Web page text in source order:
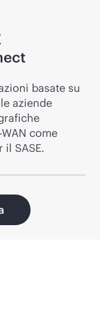
basate su
aziende
come
SASE.